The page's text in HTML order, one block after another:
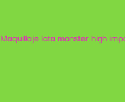
Maquillaje lata monster high